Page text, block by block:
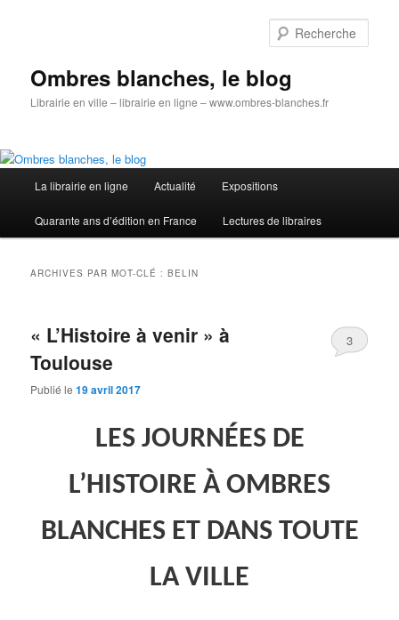
Ombres blanches, le blog
Librairie en ville – librairie en ligne – www.ombres-blanches.fr
principal
La librairie en ligne Actualité Expositions
Quarante ans d’édition en France Lectures de libraires
ARCHIVES PAR MOT-CLÉ :BELIN
« L’Histoire à venir » à
Toulouse
Publié le19 avril 2017
3
LES JOURNÉES DE
L’HISTOIRE ÀOMBRES
BLANCHES ET DANS TOUTE
LA VILLE